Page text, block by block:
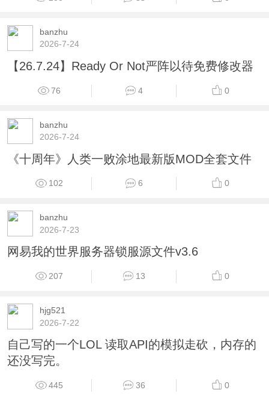
banzhu
2026-7-24
【26.7.24】Ready Or Not严阵以待免费修改器
76 4 0
banzhu
2026-7-24
《十周年》人类一败涂地最新版MOD全套文件
102 6 0
banzhu
2026-7-23
网易我的世界服务器锁服源文件v3.6
207 13 0
hjg521
2026-7-22
自己写的一个LOL 读取API的模拟走砍，内存的
还没写完。
445 36 0